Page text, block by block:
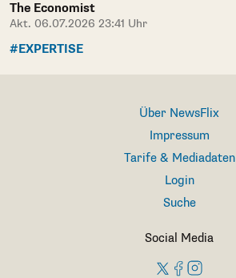
The Economist
Akt. 06.07.2026 23:41 Uhr
#EXPERTISE
Über NewsFlix
Impressum
Tarife & Mediadaten
Login
Suche
Social Media